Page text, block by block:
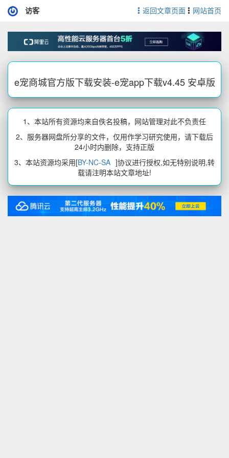
访客 返回文章页面 网站首页
e宠商城官方版下载安装-e宠app下载v4.45 安卓版
1、本站所有资源均来自佚名投稿，网站管理对此不负责任
2、服务器网盘所分享的文件，仅用作学习研究使用，请下载后
24小时内删除，支持正版
3、本站资源均采用[BY-NC-SA ]协议进行授权,如无特别说明,转
载请注明本站文章地址!